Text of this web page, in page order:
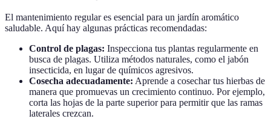
El mantenimiento regular es esencial para un jardín aromático
saludable. Aquí hay algunas prácticas recomendadas:
Control de plagas: Inspecciona tus plantas regularmente en
busca de plagas. Utiliza métodos naturales, como el jabón
insecticida, en lugar de químicos agresivos.
Cosecha adecuadamente: Aprende a cosechar tus hierbas de
manera que promuevas un crecimiento continuo. Por ejemplo,
corta las hojas de la parte superior para permitir que las ramas
laterales crezcan.